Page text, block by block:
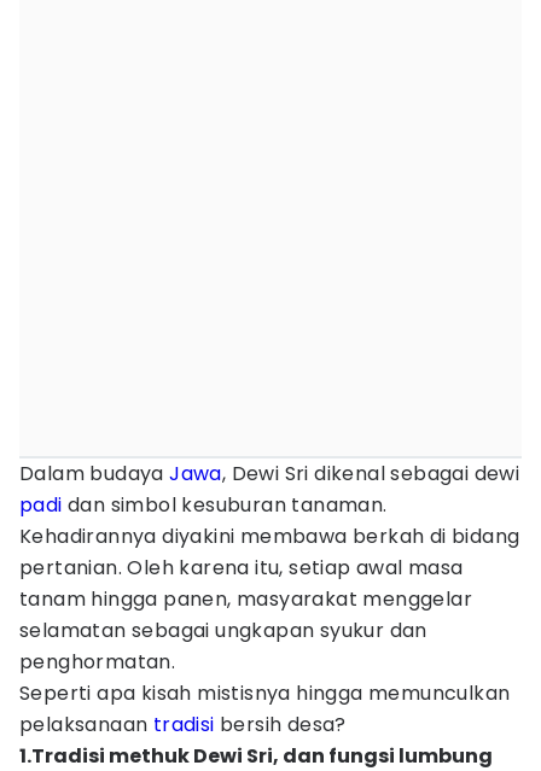
Dalam budayaJawa, Dewi Sri dikenal sebagai dewi
padi dan simbol kesuburan tanaman.
Kehadirannya diyakini membawa berkah di bidang
pertanian. Oleh karena itu, setiap awal masa
tanam hingga panen, masyarakat menggelar
selamatan sebagai ungkapan syukur dan
penghormatan.
Seperti apa kisah mistisnya hingga memunculkan
pelaksanaan tradisi bersih desa?
1.Tradisi methuk Dewi Sri, dan fungsi lumbung